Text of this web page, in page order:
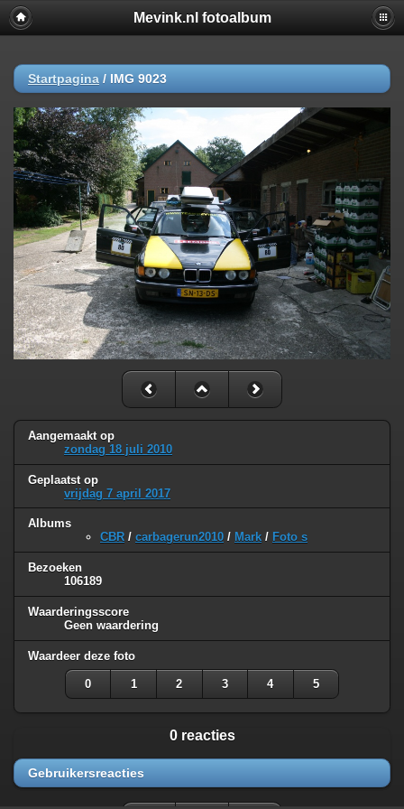
Mevink.nl fotoalbum
Startpagina / IMG 9023
Aangemaakt op
zondag 18 juli 2010
Geplaatst op
vrijdag 7 april 2017
Albums
CBR / carbagerun2010 / Mark / Foto s
Bezoeken
106189
Waarderingsscore
Geen waardering
Waardeer deze foto
0 1 2 3 4 5
0 reacties
Gebruikersreacties